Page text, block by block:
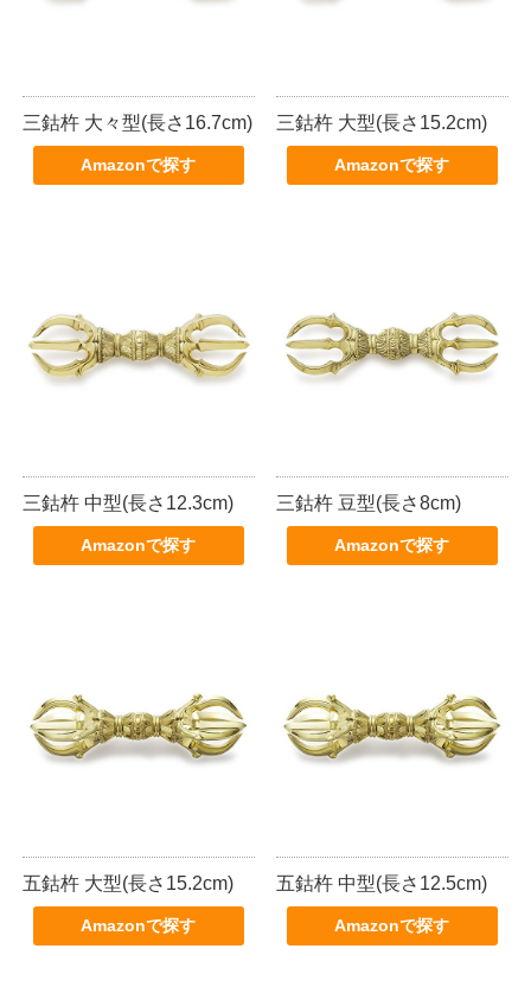
三鈷杵 大々型(長さ16.7cm)
Amazonで探す
三鈷杵 大型(長さ15.2cm)
Amazonで探す
三鈷杵 中型(長さ12.3cm)
Amazonで探す
三鈷杵 豆型(長さ8cm)
Amazonで探す
五鈷杵 大型(長さ15.2cm)
Amazonで探す
五鈷杵 中型(長さ12.5cm)
Amazonで探す